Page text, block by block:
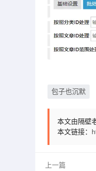
包子也沉默
本文由隔壁
本文链接：
上一篇